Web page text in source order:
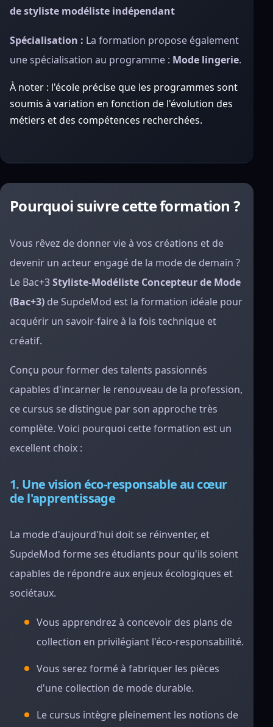
de styliste modéliste indépendant
Spécialisation : La formation propose également
une spécialisation au programme : Mode lingerie.
À noter : l'école précise que les programmes sont
soumis à variation en fonction de l'évolution des
métiers et des compétences recherchées.
Pourquoi suivre cette formation ?
Vous rêvez de donner vie à vos créations et de
devenir un acteur engagé de la mode de demain ?
Le Bac+3Styliste-Modéliste Concepteur de Mode
(Bac+3) de SupdeMod est la formation idéale pour
acquérir un savoir-faire à la fois technique et
créatif.
Conçu pour former des talents passionnés
capables d'incarner le renouveau de la profession,
ce cursus se distingue par son approche très
complète. Voici pourquoi cette formation est un
excellent choix :
1. Une vision éco-responsable au cœur
de l'apprentissage
La mode d'aujourd'hui doit se réinventer, et
SupdeMod forme ses étudiants pour qu'ils soient
capables de répondre aux enjeux écologiques et
sociétaux.
Vous apprendrez à concevoir des plans de
collection en privilégiant l'éco-responsabilité.
Vous serez formé à fabriquer les pièces
d'une collection de mode durable.
Le cursus intègre pleinement les notions de